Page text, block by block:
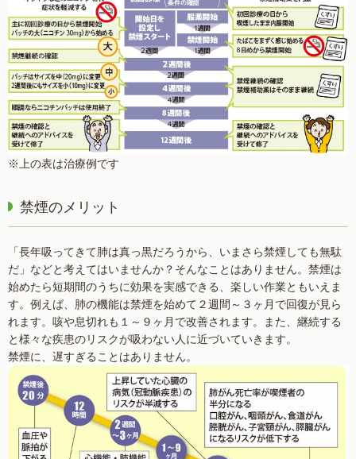
※上の表は治療例です
禁煙のメリット
「長年吸ってきて肺は真っ黒だろうから、いまさら禁煙しても無駄
だ」などと考えてはいませんか？そんなことはありません。禁煙は
始めたら短期間のうちに効果を実感できる、楽しい作業ともいえま
す。例えば、肺の機能は禁煙を始めて２週間～３ヶ月で回復が見ら
れます。咳や息切れも１～９ヶ月で改善されます。また、継続する
と様々な疾患のリスクが吸わない人に近づいていきます。
禁煙に、遅すぎることはありません。